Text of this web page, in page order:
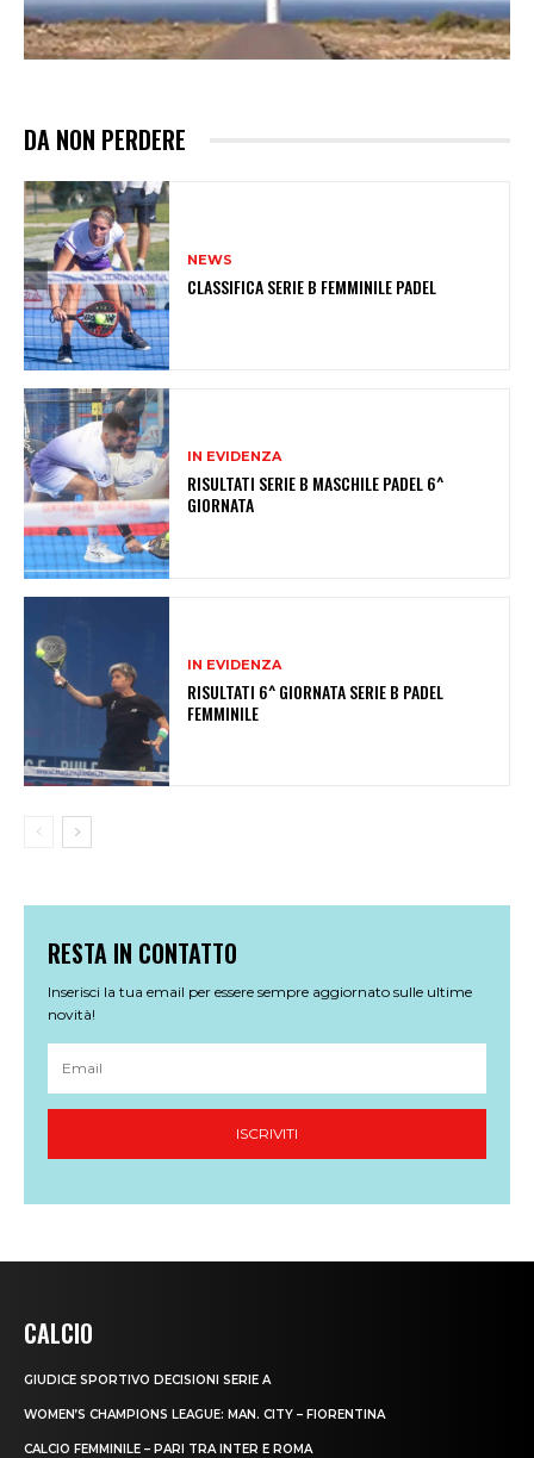
CALCIO
GIUDICE SPORTIVO DECISIONI SERIE A
WOMEN’S CHAMPIONS LEAGUE: MAN. CITY – FIORENTINA
CALCIO FEMMINILE – PARI TRA INTER E ROMA